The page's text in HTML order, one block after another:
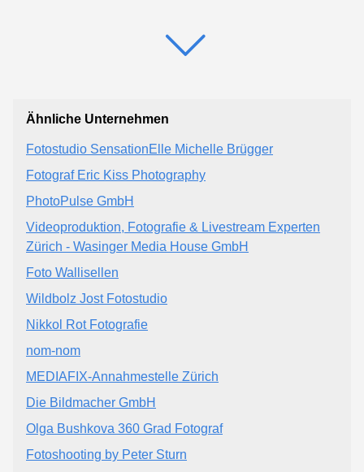
Ähnliche Unternehmen
Fotostudio SensationElle Michelle Brügger
Fotograf Eric Kiss Photography
PhotoPulse GmbH
Videoproduktion, Fotografie & Livestream Experten
Zürich - Wasinger Media House GmbH
Foto Wallisellen
Wildbolz Jost Fotostudio
Nikkol Rot Fotografie
nom-nom
MEDIAFIX-Annahmestelle Zürich
Die Bildmacher GmbH
Olga Bushkova 360 Grad Fotograf
Fotoshooting by Peter Sturn